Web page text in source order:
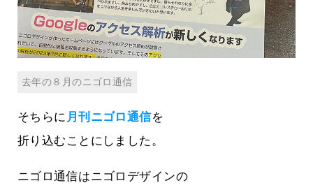
去年の８月のニゴロ通信
そちらに 月刊ニゴロ通信を
折り込むことにしました。
ニゴロ通信はニゴロデザインの